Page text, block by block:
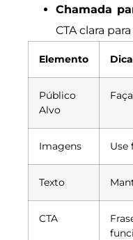
Chamada
CTA clara
Elemento Dica
Público
Alvo
Imagens Use
Texto
CTA